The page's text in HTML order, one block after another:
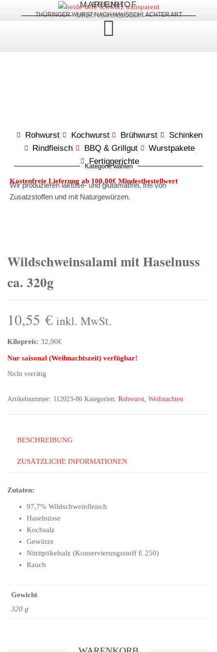
MARIENHOF
ERFURT
THÜRINGER WURST NACH HAUSSCHLACHTER ART
DIREKT VOM ERZEUGER
Rohwurst Kochwurst Brühwurst
Schinken
Rindfleisch
BBQ & Grillgut
Wurstpakete
Fertiggerichte
Kategorie wählen
Kostenfreie Lieferung ab 100,00€ Mindestbestellwert
Wir produzieren laktose- und glutamatfrei, frei von
Zusatzstoffen und mit Naturgewürzen.
Wildschweinsalami mit Haselnuss
ca. 320g
10,55 € inkl. MwSt.
Kilopreis: 32,90€
Nur saisonal (Weihnachtszeit) verfügbar!
Nicht vorrätig
Artikelnummer: 112023-86 Kategorien: Rohwurst, Weihnachten
BESCHREIBUNG
ZUSÄTZLICHE INFORMATIONEN
Zutaten:
97,7% Wildschweinfleisch
Haselnüsse
Kochsalz
Gewürze
Nitritpökelsalz (Konservierungsstoff E 250)
Rauch
Gewicht
320 g